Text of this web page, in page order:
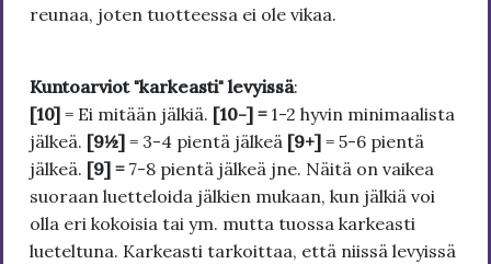
reunaa, joten tuotteessa ei ole vikaa.
Kuntoarviot "karkeasti" levyissä:
[10] = Ei mitään jälkiä. [10-] = 1-2 hyvin minimaalista
jälkeä. [9½] = 3-4 pientä jälkeä [9+] = 5-6 pientä
jälkeä. [9] = 7-8 pientä jälkeä jne. Näitä on vaikea
suoraan luetteloida jälkien mukaan, kun jälkiä voi
olla eri kokoisia tai ym. mutta tuossa karkeasti
lueteltuna. Karkeasti tarkoittaa, että niissä levyissä